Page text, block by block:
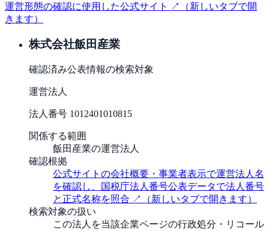
運営形態の確認に使用した公式サイト ↗
（新しいタブで開
きます）
株式会社飯田産業
確認済み公表情報の検索対象
運営法人
法人番号 1012401010815
関係する範囲
飯田産業の運営法人
確認根拠
公式サイトの会社概要・事業者表示で運営法人名
を確認し、国税庁法人番号公表データで法人番号
と正式名称を照合 ↗
（新しいタブで開きます）
検索対象の扱い
この法人を当該企業ページの行政処分・リコール